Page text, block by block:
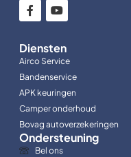
Diensten
Airco Service
Bandenservice
APK keuringen
Camper onderhoud
Bovag autoverzekeringen
Ondersteuning
Bel ons